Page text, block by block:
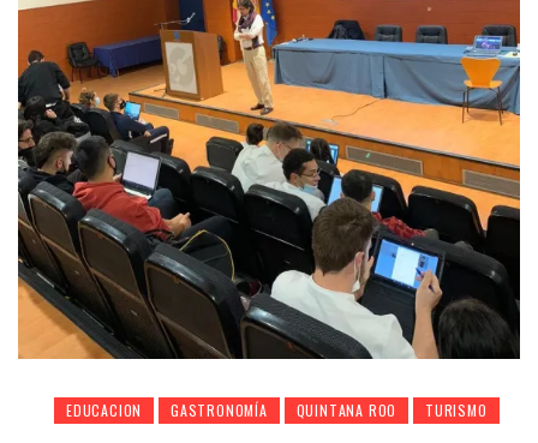
EDUCACION GASTRONOMÍA QUINTANA ROO TURISMO